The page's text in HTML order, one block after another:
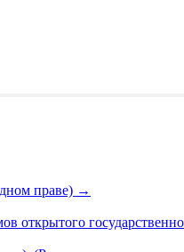
праве) →
открытого